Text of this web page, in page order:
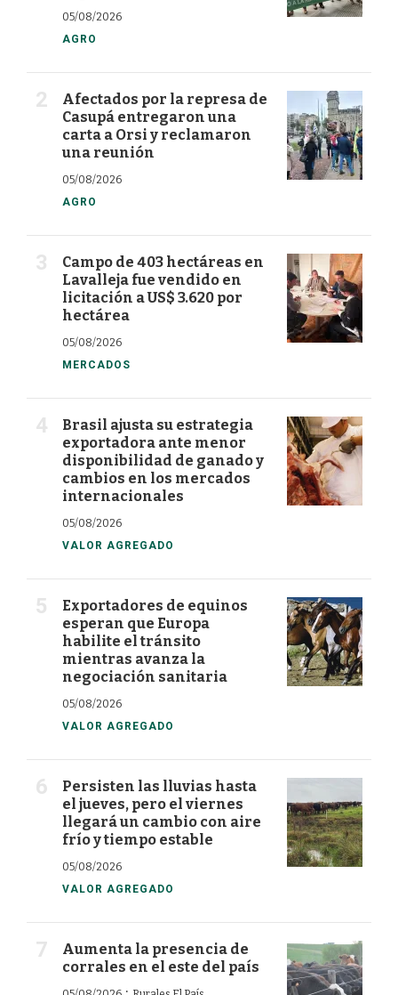
05/08/2026
AGRO
Afectados por la represa de
Casupá entregaron una
carta a Orsi y reclamaron
una reunión
05/08/2026
AGRO
Campo de 403 hectáreas en
Lavalleja fue vendido en
licitación a US$ 3.620 por
hectárea
05/08/2026
MERCADOS
Brasil ajusta su estrategia
exportadora ante menor
disponibilidad de ganado y
cambios en los mercados
internacionales
05/08/2026
VALOR AGREGADO
Exportadores de equinos
esperan que Europa
habilite el tránsito
mientras avanza la
negociación sanitaria
05/08/2026
VALOR AGREGADO
Persisten las lluvias hasta
el jueves, pero el viernes
llegará un cambio con aire
frío y tiempo estable
05/08/2026
VALOR AGREGADO
Aumenta la presencia de
corrales en el este del país